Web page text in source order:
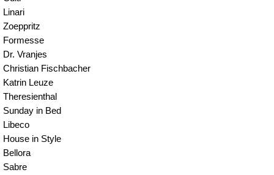
Linari
Zoeppritz
Formesse
Dr. Vranjes
Christian Fischbacher
Katrin Leuze
Theresienthal
Sunday in Bed
Libeco
House in Style
Bellora
Sabre